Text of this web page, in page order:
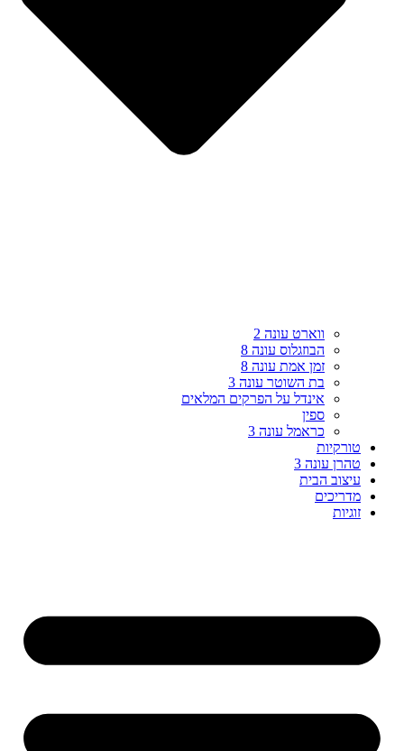
ווארט עונה 2
הבוזגלוס עונה 8
זמן אמת עונה 8
בת השוטר עונה 3
אינדל על הפרקים המלאים
ספין
כראמל עונה 3
טורקיות
טהרן עונה 3
עיצוב הבית
מדריכים
זוגיות